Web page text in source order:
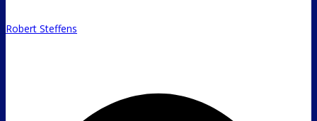
Robert Steffens